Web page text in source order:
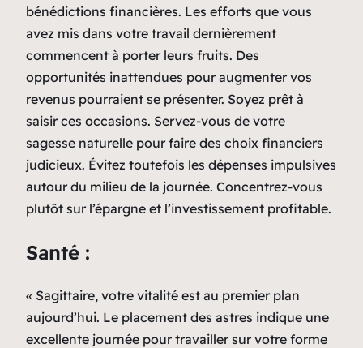
bénédictions financières. Les efforts que vous
avez mis dans votre travail dernièrement
commencent à porter leurs fruits. Des
opportunités inattendues pour augmenter vos
revenus pourraient se présenter. Soyez prêt à
saisir ces occasions. Servez-vous de votre
sagesse naturelle pour faire des choix financiers
judicieux. Évitez toutefois les dépenses impulsives
autour du milieu de la journée. Concentrez-vous
plutôt sur l’épargne et l’investissement profitable.
Santé :
« Sagittaire, votre vitalité est au premier plan
aujourd’hui. Le placement des astres indique une
excellente journée pour travailler sur votre forme